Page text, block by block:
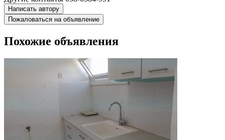
Написать автору
Пожаловаться на объявление
Похожие объявления